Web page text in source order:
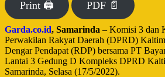
Print 🖨 PDF 📄
Garda.co.id, Samarinda – Komisi 3 dan
Perwakilan Rakyat Daerah (DPRD)
Dengar Pendapat (RDP) bersama PT
Lantai 3 Gedung D Kompleks DPRD
Samarinda, Selasa (17/5/2022).